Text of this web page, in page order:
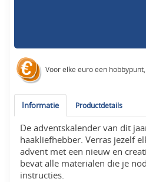
Voor elke euro een
Informatie Productdetails
De adventskalender van dit
haakliefhebber. Verras jezelf
advent met een nieuw en
bevat alle materialen die je
instructies.